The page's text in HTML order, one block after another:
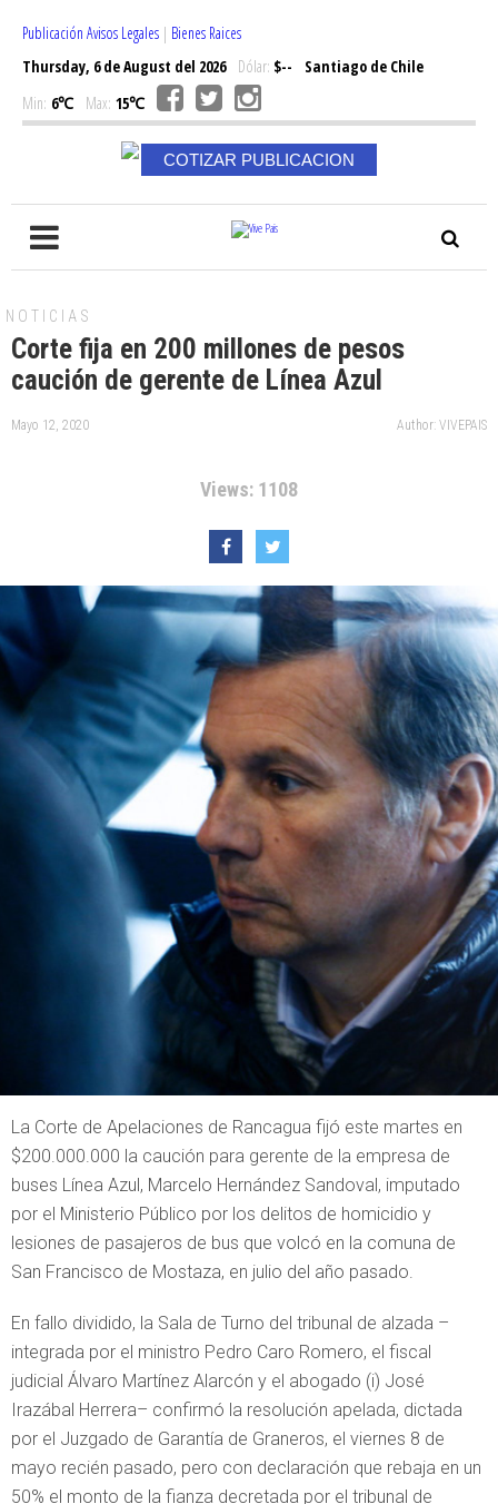
Publicación Avisos Legales | Bienes Raices
Thursday, 6 de August del 2026Dólar: $--
Santiago de Chile
Min: 6℃ Max: 15℃
COTIZAR PUBLICACION
NOTICIAS
Corte fija en 200 millones de pesos
caución de gerente de Línea Azul
Mayo 12, 2020 Author: VIVEPAIS
Views: 1108
La Corte de Apelaciones de Rancagua fijó este martes en
$200.000.000 la caución para gerente de la empresa de
buses Línea Azul, Marcelo Hernández Sandoval, imputado
por el Ministerio Público por los delitos de homicidio y
lesiones de pasajeros de bus que volcó en la comuna de
San Francisco de Mostaza, en julio del año pasado.
En fallo dividido, la Sala de Turno del tribunal de alzada –
integrada por el ministro Pedro Caro Romero, el fiscal
judicial Álvaro Martínez Alarcón y el abogado (i) José
Irazábal Herrera– confirmó la resolución apelada, dictada
por el Juzgado de Garantía de Graneros, el viernes 8 de
mayo recién pasado, pero con declaración que rebaja en un
50% el monto de la fianza decretada por el tribunal de